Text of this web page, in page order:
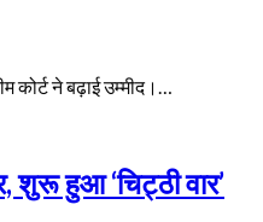
ने बढ़ाई उम्मीद।…
शुरू हुआ ‘चिट्ठी वार’